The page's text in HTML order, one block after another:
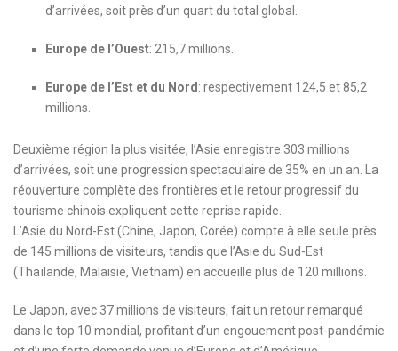
d’arrivées, soit près d’un quart du total global.
Europe de l’Ouest: 215,7 millions.
Europe de l’Est et du Nord : respectivement 124,5 et 85,2
millions.
Deuxième région la plus visitée, l’Asie enregistre 303 millions
d’arrivées, soit une progression spectaculaire de 35% en un an. La
réouverture complète des frontières et le retour progressif du
tourisme chinois expliquent cette reprise rapide.
L’Asie du Nord-Est (Chine, Japon, Corée) compte à elle seule près
de 145 millions de visiteurs, tandis que l’Asie du Sud-Est
(Thaïlande, Malaisie, Vietnam) en accueille plus de 120 millions.
Le Japon, avec 37 millions de visiteurs, fait un retour remarqué
dans le top 10 mondial, profitant d’un engouement post-pandémie